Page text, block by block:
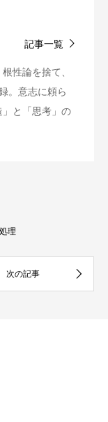
記事一覧
性論を捨て、
。意志に頼ら
と「思考」の
理